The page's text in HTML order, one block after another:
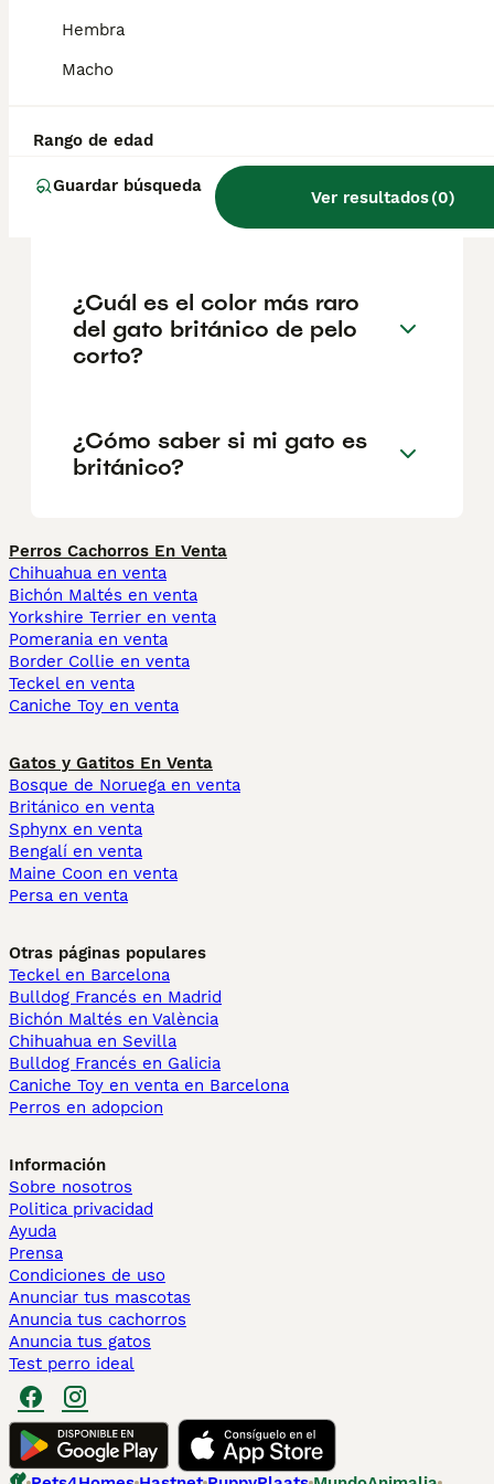
Hembra
Macho
Rango de edad
Guardar búsqueda
Ver resultados(0)
criadores responsables que garanticen la
Informarse bien y comparar opciones antes
¿Qué precio tiene un gato
¿Cuál es el color más raro
del gato británico de pelo
corto?
¿Cómo saber si mi gato es
británico?
Perros Cachorros En Venta
Chihuahua en venta
Bichón Maltés en venta
Yorkshire Terrier en venta
Pomerania en venta
Border Collie en venta
Teckel en venta
Caniche Toy en venta
Gatos y Gatitos En Venta
Bosque de Noruega en venta
Británico en venta
Sphynx en venta
Bengalí en venta
Maine Coon en venta
Persa en venta
Otras páginas populares
Teckel en Barcelona
Bulldog Francés en Madrid
Bichón Maltés en València
Chihuahua en Sevilla
Bulldog Francés en Galicia
Caniche Toy en venta en Barcelona
Perros en adopcion
Información
Sobre nosotros
Politica privacidad
Ayuda
Prensa
Condiciones de uso
Anunciar tus mascotas
Anuncia tus cachorros
Anuncia tus gatos
Test perro ideal